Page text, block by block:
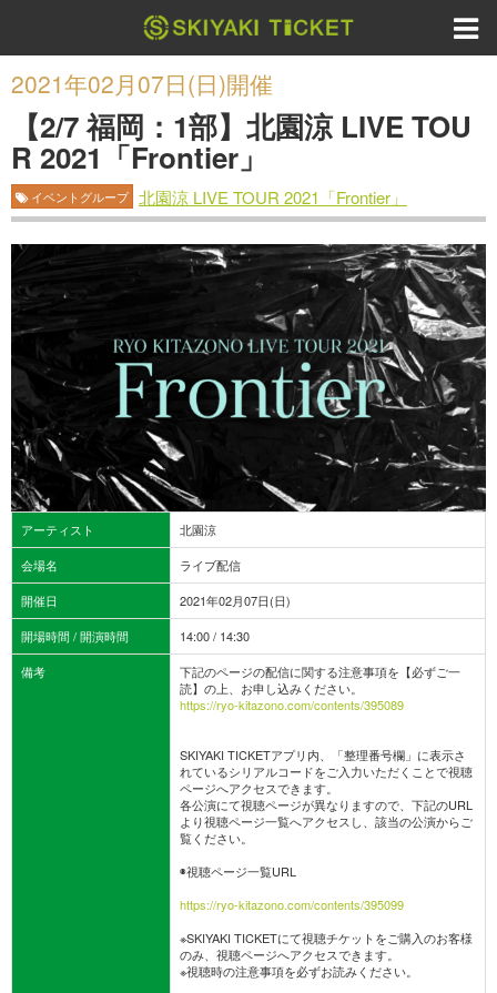
2021年02月07日(日)開催
【2/7 福岡：1部】北園涼 LIVE TOU
R 2021「Frontier」
イベントグループ 北園涼 LIVE TOUR 2021「Frontier」
アーティスト
北園涼
会場名
ライブ配信
開催日
2021年02月07日(日)
開場時間 / 開演時間
14:00 / 14:30
備考
下記のページの配信に関する注意事項を【必ずご一
読】の上、お申し込みください。
https://ryo-kitazono.com/contents/395089
SKIYAKI TICKETアプリ内、「整理番号欄」に表示さ
れているシリアルコードをご入力いただくことで視聴
ページへアクセスできます。
各公演にて視聴ページが異なりますので、下記のURL
より視聴ページ一覧へアクセスし、該当の公演からご
覧ください。
◉視聴ページ一覧URL
https://ryo-kitazono.com/contents/395099​
※SKIYAKI TICKETにて視聴チケットをご購入のお客様
のみ、視聴ページへアクセスできます。
※視聴時の注意事項を必ずお読みください。